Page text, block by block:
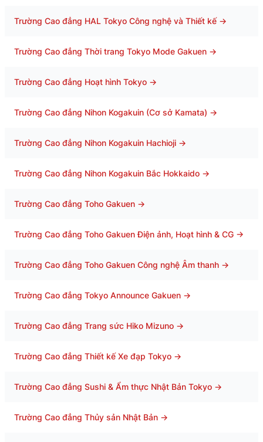
Trường Cao đẳng HAL Tokyo Công nghệ và Thiết kế →
Trường Cao đẳng Thời trang Tokyo Mode Gakuen →
Trường Cao đẳng Hoạt hình Tokyo →
Trường Cao đẳng Nihon Kogakuin (Cơ sở Kamata) →
Trường Cao đẳng Nihon Kogakuin Hachioji →
Trường Cao đẳng Nihon Kogakuin Bắc Hokkaido →
Trường Cao đẳng Toho Gakuen →
Trường Cao đẳng Toho Gakuen Điện ảnh, Hoạt hình & CG →
Trường Cao đẳng Toho Gakuen Công nghệ Âm thanh →
Trường Cao đẳng Tokyo Announce Gakuen →
Trường Cao đẳng Trang sức Hiko Mizuno →
Trường Cao đẳng Thiết kế Xe đạp Tokyo →
Trường Cao đẳng Sushi & Ẩm thực Nhật Bản Tokyo →
Trường Cao đẳng Thủy sản Nhật Bản →